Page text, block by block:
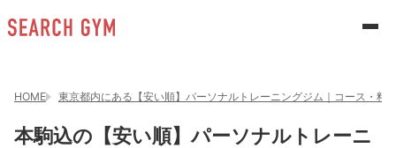
HOME 東京都内にある【安い順】パーソナルトレーニングジム｜コース・料
本駒込の【安い順】パーソナルトレーニ